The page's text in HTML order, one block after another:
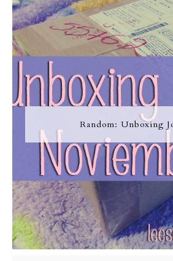
Random: Unboxing